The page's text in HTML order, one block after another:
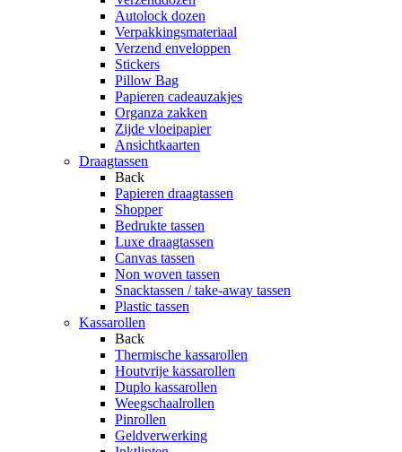
Autolock dozen
Verpakkingsmateriaal
Verzend enveloppen
Stickers
Pillow Bag
Papieren cadeauzakjes
Organza zakken
Zijde vloeipapier
Ansichtkaarten
Draagtassen
Back
Papieren draagtassen
Shopper
Bedrukte tassen
Luxe draagtassen
Canvas tassen
Non woven tassen
Snacktassen / take-away tassen
Plastic tassen
Kassarollen
Back
Thermische kassarollen
Houtvrije kassarollen
Duplo kassarollen
Weegschaalrollen
Pinrollen
Geldverwerking